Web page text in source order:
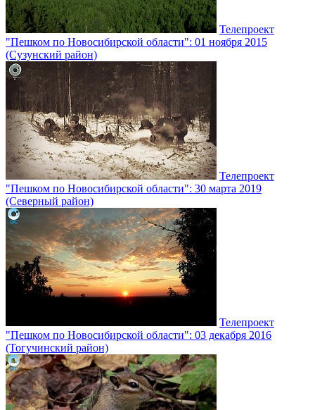
Телепроект
"Пешком по Новосибирской области": 01 ноября 2015
(Сузунский район)
Телепроект
"Пешком по Новосибирской области": 30 марта 2019
(Северный район)
Телепроект
"Пешком по Новосибирской области": 03 декабря 2016
(Тогучинский район)